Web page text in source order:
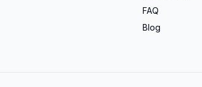
FAQ
Blog